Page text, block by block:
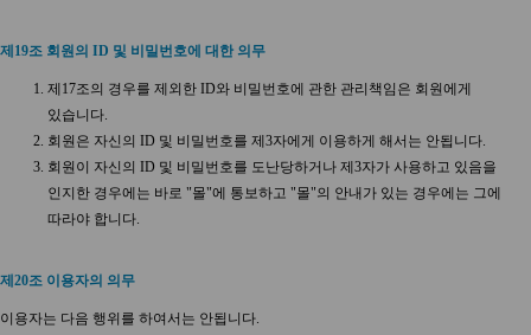
제19조 회원의 ID 및 비밀번호에 대한 의무
제17조의 경우를 제외한 ID와 비밀번호에 관한 관리책임은 회원에게
있습니다.
회원은 자신의 ID 및 비밀번호를 제3자에게 이용하게 해서는 안됩니다.
회원이 자신의 ID 및 비밀번호를 도난당하거나 제3자가 사용하고 있음을
인지한 경우에는 바로 "몰"에 통보하고 "몰"의 안내가 있는 경우에는 그에
따라야 합니다.
제20조 이용자의 의무
이용자는 다음 행위를 하여서는 안됩니다.